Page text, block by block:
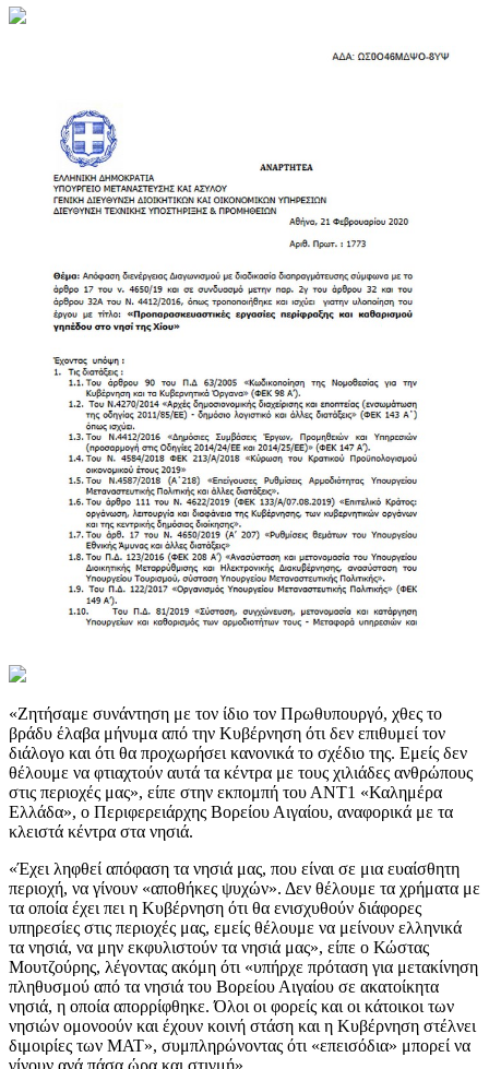
«Ζητήσαμε συνάντηση με τον ίδιο τον Πρωθυπουργό, χθες το
βράδυ έλαβα μήνυμα από την Κυβέρνηση ότι δεν επιθυμεί τον
διάλογο και ότι θα προχωρήσει κανονικά το σχέδιο της. Εμείς δεν
θέλουμε να φτιαχτούν αυτά τα κέντρα με τους χιλιάδες ανθρώπους
στις περιοχές μας», είπε στην εκπομπή του ΑΝΤ1 «Καλημέρα
Ελλάδα», ο Περιφερειάρχης Βορείου Αιγαίου, αναφορικά με τα
κλειστά κέντρα στα νησιά.
«Έχει ληφθεί απόφαση τα νησιά μας, που είναι σε μια ευαίσθητη
περιοχή, να γίνουν «αποθήκες ψυχών». Δεν θέλουμε τα χρήματα με
τα οποία έχει πει η Κυβέρνηση ότι θα ενισχυθούν διάφορες
υπηρεσίες στις περιοχές μας, εμείς θέλουμε να μείνουν ελληνικά
τα νησιά, να μην εκφυλιστούν τα νησιά μας», είπε ο Κώστας
Μουτζούρης, λέγοντας ακόμη ότι «υπήρχε πρόταση για μετακίνηση
πληθυσμού από τα νησιά του Βορείου Αιγαίου σε ακατοίκητα
νησιά, η οποία απορρίφθηκε. Όλοι οι φορείς και οι κάτοικοι των
νησιών ομονοούν και έχουν κοινή στάση και η Κυβέρνηση στέλνει
διμοιρίες των ΜΑΤ», συμπληρώνοντας ότι «επεισόδια» μπορεί να